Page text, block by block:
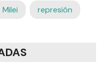
represión